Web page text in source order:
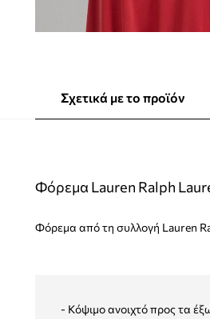
Σχετικά με το προϊόν
Φόρεμα Lauren Ralph
Φόρεμα από τη συλλογή Lauren
- Κόψιμο ανοιχτό προς τα